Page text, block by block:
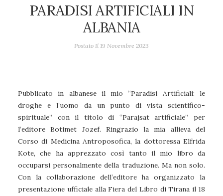
PARADISI ARTIFICIALI IN
ALBANIA
Postato Il 19 Novembre 2023
Pubblicato in albanese il mio “Paradisi Artificiali: le
droghe e l’uomo da un punto di vista scientifico-
spirituale” con il titolo di “Parajsat artificiale” per
l’editore Botimet Jozef. Ringrazio la mia allieva del
Corso di Medicina Antroposofica, la dottoressa Elfrida
Kote, che ha apprezzato così tanto il mio libro da
occuparsi personalmente della traduzione. Ma non solo.
Con la collaborazione dell’editore ha organizzato la
presentazione ufficiale alla Fiera del Libro di Tirana il 18